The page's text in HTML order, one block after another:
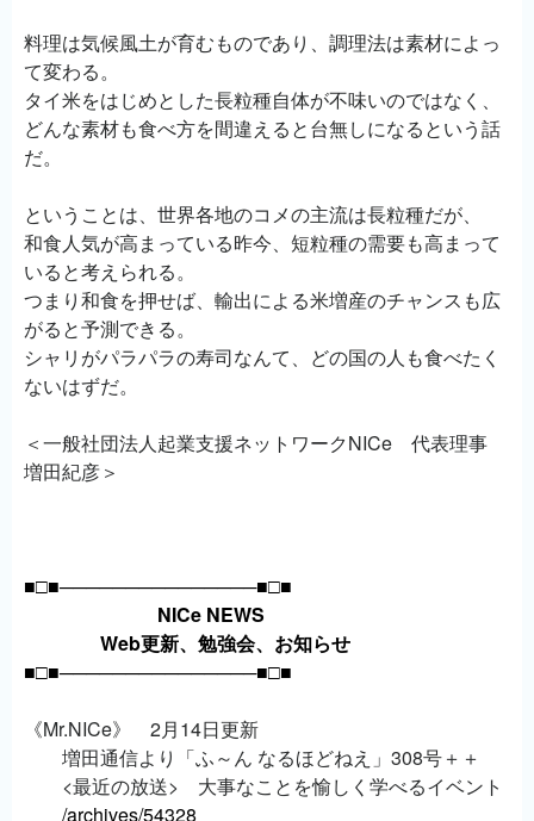
料理は気候風土が育むものであり、調理法は素材によっ
て変わる。
タイ米をはじめとした長粒種自体が不味いのではなく、
どんな素材も食べ方を間違えると台無しになるという話
だ。
ということは、世界各地のコメの主流は長粒種だが、
和食人気が高まっている昨今、短粒種の需要も高まって
いると考えられる。
つまり和食を押せば、輸出による米増産のチャンスも広
がると予測できる。
シャリがパラパラの寿司なんて、どの国の人も食べたく
ないはずだ。
＜一般社団法人起業支援ネットワークNICe 代表理事
増田紀彦＞
■□■───────────────■□■
NICe NEWS
Web更新、勉強会、お知らせ
■□■───────────────■□■
《Mr.NICe》 2月14日更新
増田通信より「ふ～ん なるほどねえ」308号＋＋
<最近の放送> 大事なことを愉しく学べるイベント
/archives/54328